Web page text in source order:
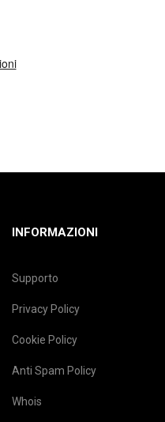
INFORMAZIONI
Supporto
Privacy Policy
Cookie Policy
Anti Spam Policy
Whois